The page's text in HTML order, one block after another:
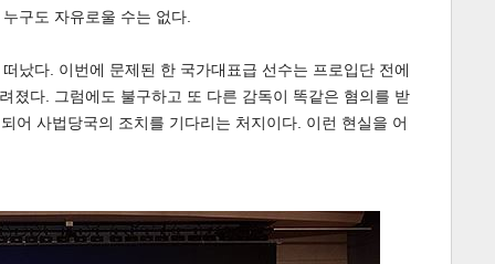
구도 자유로울 수는 없다.
났다. 이번에 문제된 한 국가대표급 선수는 프로입단 전에
졌다. 그럼에도 불구하고 또 다른 감독이 똑같은 혐의를 받
어 사법당국의 조치를 기다리는 처지이다. 이런 현실을 어